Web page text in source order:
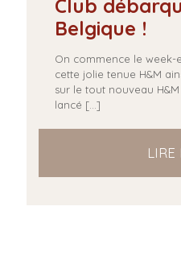
Club
Belgique !
On commence le week-
cette jolie tenue H&M
sur le tout nouveau
lancé […]
LIRE